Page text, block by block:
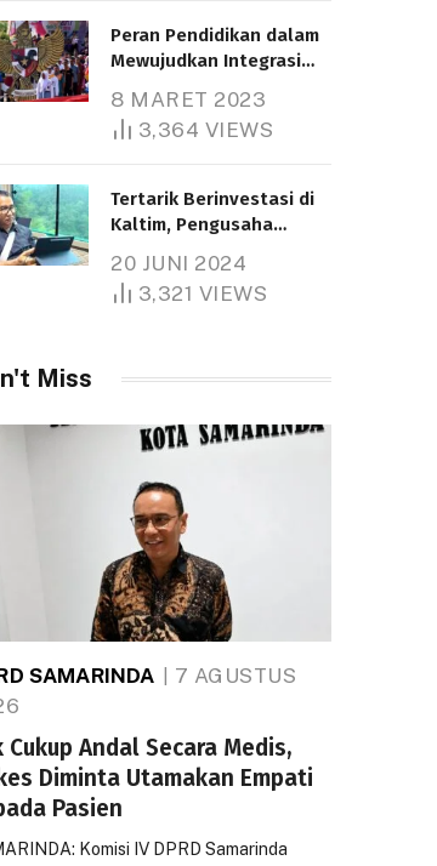
Peran Pendidikan dalam
Mewujudkan Integrasi
8 MARET 2023
3,364 VIEWS
Tertarik Berinvestasi di
Kaltim, Pengusaha
1.000 Hektare
20 JUNI 2024
3,321 VIEWS
Miss
SAMARINDA
7 AGUSTUS
Cukup Andal Secara Medis,
Diminta Utamakan Empati
Pasien
Komisi IV DPRD Samarinda